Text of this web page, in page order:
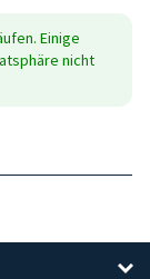
Einige
nicht